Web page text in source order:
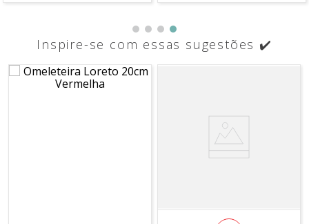
Inspire-se com essas sugestões ✔️